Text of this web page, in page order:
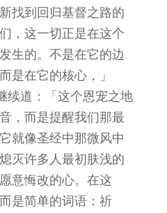
找到回归基督之路的
，这一切正是在这个
生的。不是在它的边
是在它的核心，」
续道：「这个恩宠之地
，而是提醒我们那最
就像圣经中那微风中
灭许多人最初肤浅的
意悔改的心。在这
是简单的词语：祈